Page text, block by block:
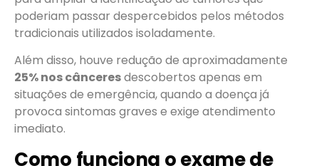
poderiam passar despercebidos pelos métodos
tradicionais utilizados isoladamente.
Além disso, houve redução de aproximadamente
25% nos cânceresdescobertos apenas em
situações de emergência, quando a doença já
provoca sintomas graves e exige atendimento
imediato.
Como funciona o exame de